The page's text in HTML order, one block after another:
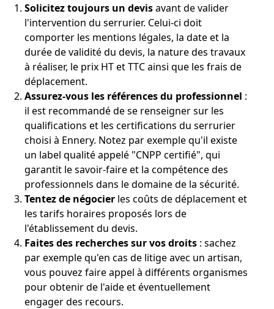
Solicitez toujours un devisavant de valider
l'intervention du serrurier. Celui-ci doit
comporter les mentions légales, la date et la
durée de validité du devis, la nature des travaux
à réaliser, le prix HT et TTC ainsi que les frais de
déplacement.
Assurez-vous les références du professionnel :
il est recommandé de se renseigner sur les
qualifications et les certifications du serrurier
choisi à Ennery. Notez par exemple qu'il existe
un label qualité appelé "CNPP certifié", qui
garantit le savoir-faire et la compétence des
professionnels dans le domaine de la sécurité.
Tentez de négocier les coûts de déplacement et
les tarifs horaires proposés lors de
l'établissement du devis.
Faites des recherches sur vos droits : sachez
par exemple qu'en cas de litige avec un artisan,
vous pouvez faire appel à différents organismes
pour obtenir de l'aide et éventuellement
engager des recours.